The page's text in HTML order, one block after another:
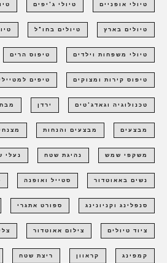
טיולי אופניים טיולי ג'יפים
טיולים בארץ טיולים בחו"ל
טיולי משפחות וילדים טיפוס הרים
טיפוס קירות ומצוקים טיפים
טכנולוגיה וגאדג'טים ירדן
מבצעים מבצעים והנחות
משקפי שמש נהיגת שטח נעלי
נשים באאוטדור סטייל ואופנה
סנפלינג וקניונינג ספורט אתגרי
ציוד טיולים צילום אאוטדור
קמפינג קראוון ריצת שטח